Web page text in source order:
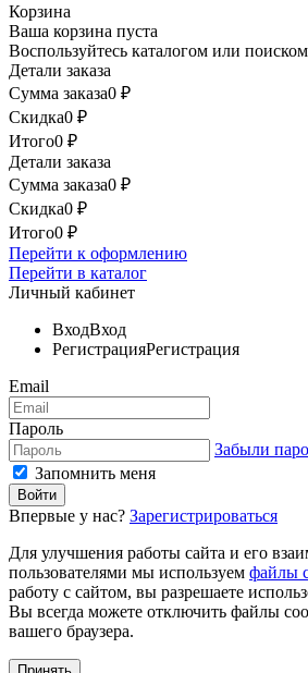
Корзина
Ваша корзина пуста
Воспользуйтесь каталогом или
Детали заказа
Сумма заказа0 ₽
Скидка0 ₽
Итого0 ₽
Детали заказа
Сумма заказа0 ₽
Скидка0 ₽
Итого0 ₽
Перейти к оформлению
Перейти в каталог
Личный кабинет
ВходВход
РегистрацияРегистрация
Email
Пароль
Забыли
Запомнить меня
Впервые у нас? Зарегистрироваться
Для улучшения работы сайта и его
пользователями мы используем файлы
работу с сайтом, вы разрешаете
Вы всегда можете отключить файлы
вашего браузера.